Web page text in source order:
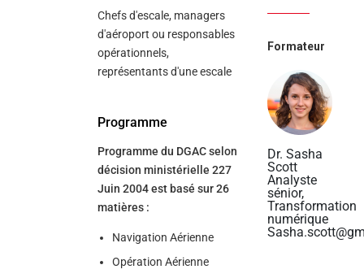
Chefs d'escale, managers
d'aéroport ou responsables
opérationnels,
représentants d'une escale
Programme
Programme du DGAC selon
décision ministérielle 227
Juin 2004 est basé sur 26
matières :
Navigation Aérienne
Opération Aérienne
Formateur
Dr. Sasha
Scott
Analyste
sénior,
Transformation
numérique